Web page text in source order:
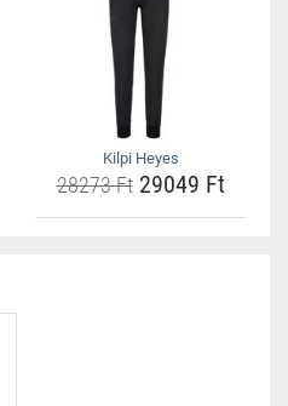
Kilpi Heyes
28273 Ft29049 Ft